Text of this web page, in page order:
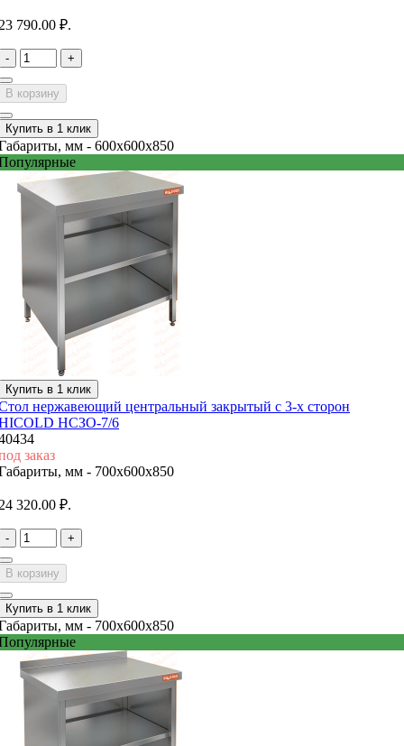
790.00 ₽.
- +
В корзину
Купить в 1 клик
мм - 600x600x850
Купить в 1 клик
нержавеющий центральный закрытый с 3-х сторон
НСЗО-7/6
заказ
мм - 700x600x850
320.00 ₽.
- +
В корзину
Купить в 1 клик
мм - 700x600x850